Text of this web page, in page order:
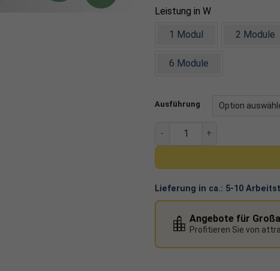
zwei Photovoltaikmodulen.
profitieren Sie von qualitativ
Leistung in W
1 Modul 2 Module
6 Module
Ausführung
Montageset PremiumLine
Lieferung in ca.: 5-10
Angebote für
Profitieren Sie von